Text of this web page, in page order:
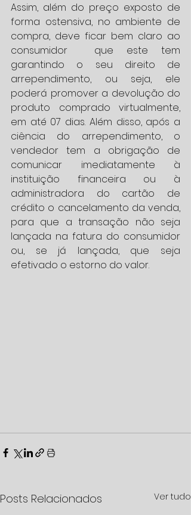
Assim, além do preço exposto de
forma ostensiva, no ambiente de
compra, deve ficar bem claro ao
consumidor  que este tem
garantindo o seu direito de
arrependimento, ou seja, ele
poderá promover a devolução do
produto comprado virtualmente,
em até 07 dias. Além disso, após a
ciência do arrependimento, o
vendedor tem a obrigação de
comunicar imediatamente à
instituição financeira ou à
administradora do cartão de
crédito o cancelamento da venda,
para que a transação não seja
lançada na fatura do consumidor
ou, se já lançada, que seja
efetivado o estorno do valor.
Posts Relacionados Ver tudo